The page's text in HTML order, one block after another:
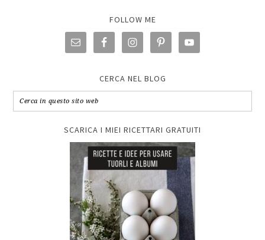
FOLLOW ME
CERCA NEL BLOG
SCARICA I MIEI RICETTARI GRATUITI